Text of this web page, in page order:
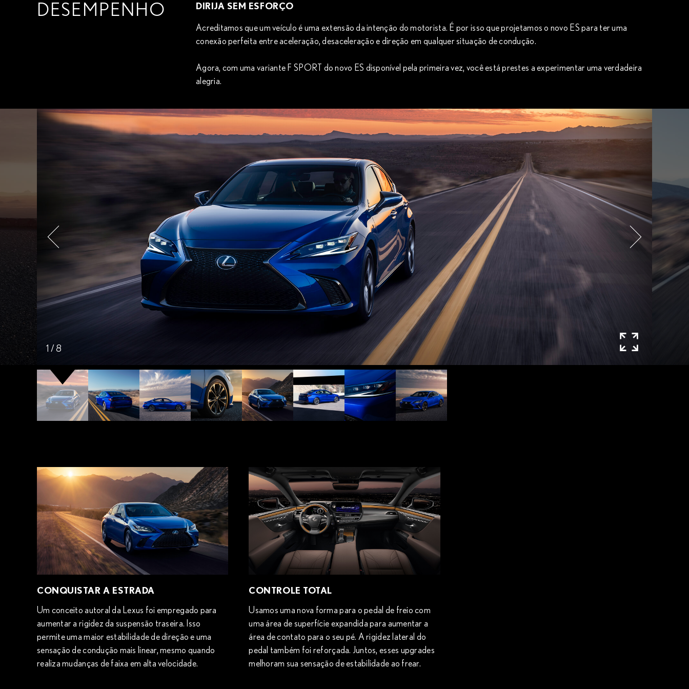
LEXUS ES 2022
desempenho de condução, o novo Lexus ES está pronto para emocionar.
DESEMPENHO DIRIJA SEM ESFORÇO
Acreditamos que um veículo é uma extensão da intenção do motorista. É por isso que projetamos o novo ES para ter uma
conexão perfeita entre aceleração, desaceleração e direção em qualquer situação de condução.
Agora, com uma variante F SPORT do novo ES disponível pela primeira vez, você está prestes a experimentar uma verdadeira
alegria.
1 /8
CONQUISTAR A ESTRADA
Um conceito autoral da Lexus foi empregado para
aumentar a rigidez da suspensão traseira. Isso
permite uma maior estabilidade de direção e uma
sensação de condução mais linear, mesmo quando
realiza mudanças de faixa em alta velocidade.
CONTROLE TOTAL
Usamos uma nova forma para o pedal de freio com
uma área de superfície expandida para aumentar a
área de contato para o seu pé. A rigidez lateral do
pedal também foi reforçada. Juntos, esses upgrades
melhoram sua sensação de estabilidade ao frear.